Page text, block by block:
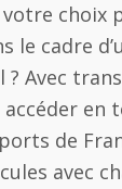
votre choix
le cadre
? Avec
en
de
avec